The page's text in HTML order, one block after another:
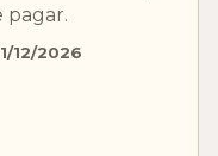
pagar.
12/2026